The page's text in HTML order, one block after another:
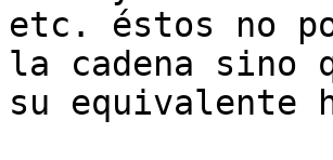
etc. éstos no
la cadena sino
su equivalente